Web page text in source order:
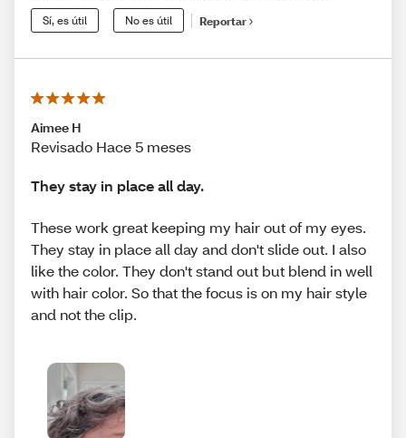
Sí, es útil No es útil Reportar
Aimee H
Revisado Hace 5 meses
They stay in place all day.
These work great keeping my hair out of my eyes.
They stay in place all day and don't slide out. I also
like the color. They don't stand out but blend in well
with hair color. So that the focus is on my hair style
and not the clip.